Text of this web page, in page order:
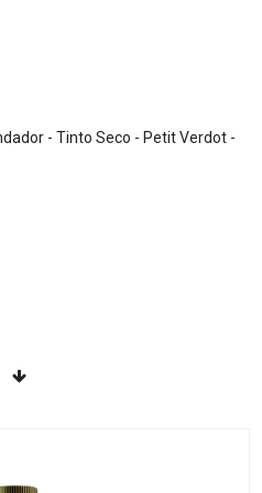
- Tinto Seco - Petit Verdot -